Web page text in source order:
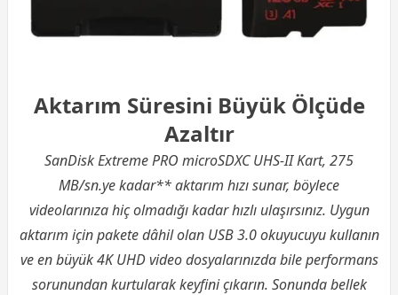
Aktarım Süresini Büyük Ölçüde
Azaltır
SanDisk Extreme PRO microSDXC UHS-II Kart, 275
MB/sn.ye kadar** aktarım hızı sunar, böylece
videolarınıza hiç olmadığı kadar hızlı ulaşırsınız. Uygun
aktarım için pakete dâhil olan USB 3.0 okuyucuyu kullanın
ve en büyük 4K UHD video dosyalarınızda bile performans
sorunundan kurtularak keyfini çıkarın. Sonundabellek